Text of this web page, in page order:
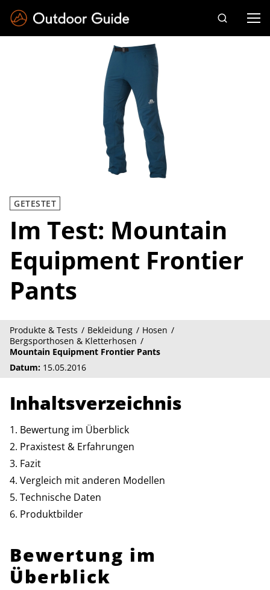
GETESTET
Im Test: Mountain
Equipment Frontier
Pants
Produkte & Tests Bekleidung
Hosen
Bergsporthosen & Kletterhosen
Mountain Equipment Frontier Pants
Datum: 15.05.2016
Inhaltsverzeichnis
Bewertung im Überblick
Praxistest & Erfahrungen
Fazit
Vergleich mit anderen Modellen
Technische Daten
Produktbilder
Bewertung im
Überblick
Drücken Sie die Eingabetaste zum Suchen